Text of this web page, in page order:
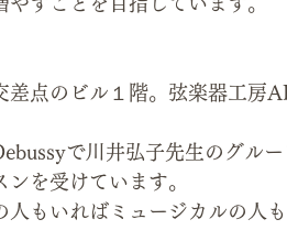
点のビル１階。弦楽器工房
で川井弘子先生のグル
を受けています。
人もいればミュージカルの人